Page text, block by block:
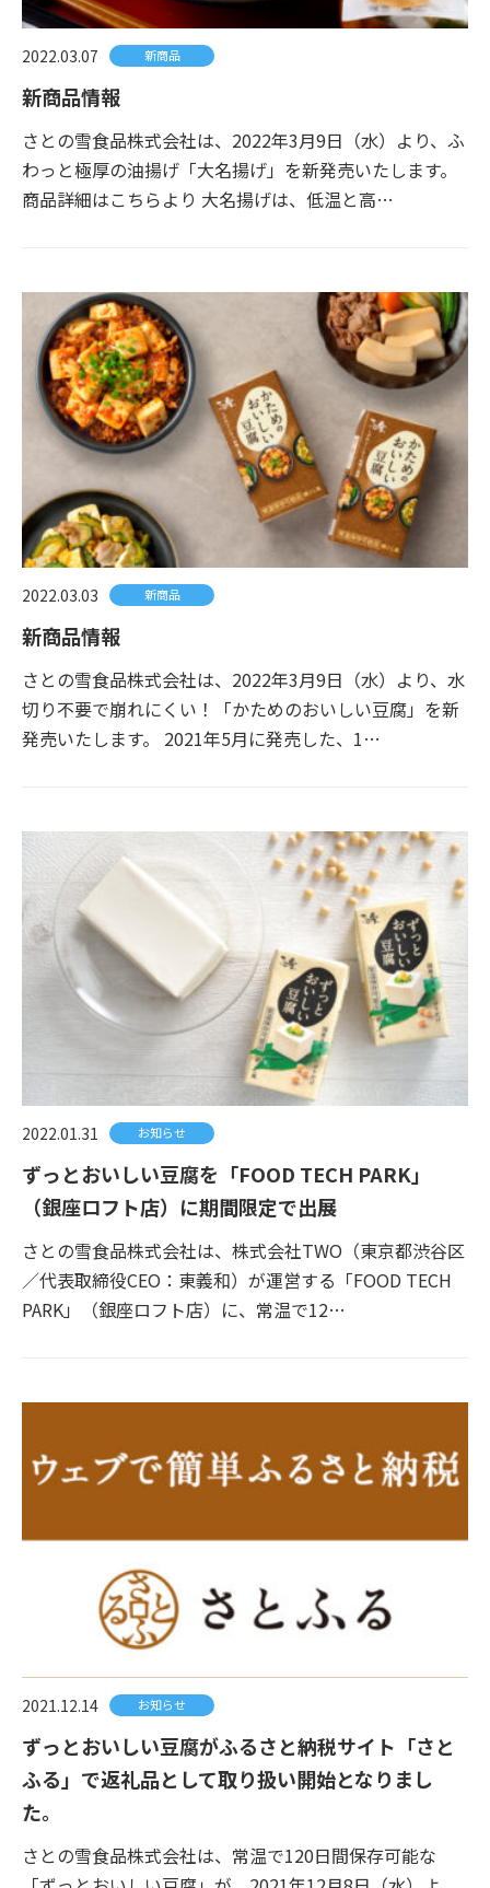
2022.03.07 新商品
新商品情報
さとの雪食品株式会社は、2022年3月9日（水）より、ふ
わっと極厚の油揚げ「大名揚げ」を新発売いたします。
商品詳細はこちらより 大名揚げは、低温と高…
2022.03.03 新商品
新商品情報
さとの雪食品株式会社は、2022年3月9日（水）より、水
切り不要で崩れにくい！「かためのおいしい豆腐」を新
発売いたします。 2021年5月に発売した、1…
2022.01.31 お知らせ
ずっとおいしい豆腐を「FOOD TECH PARK」
（銀座ロフト店）に期間限定で出展
さとの雪食品株式会社は、株式会社TWO（東京都渋谷区
／代表取締役CEO：東義和）が運営する「FOOD TECH
PARK」（銀座ロフト店）に、常温で12…
2021.12.14 お知らせ
ずっとおいしい豆腐がふるさと納税サイト「さと
ふる」で返礼品として取り扱い開始となりまし
た。
さとの雪食品株式会社は、常温で120日間保存可能な